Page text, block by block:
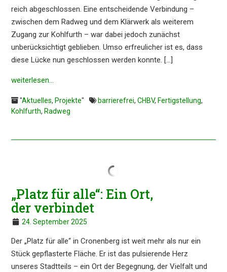
reich abgeschlos­sen. Eine entschei­den­de Verbin­dung –
zwischen dem Radweg und dem Klärwerk als weite­rem
Zugang zur Kohlfurth – war dabei jedoch zunächst
unberück­sich­tigt geblie­ben. Umso erfreu­li­cher ist es, dass
diese Lücke nun geschlos­sen werden konnte. […]
weiter­le­sen…
"Aktuelles, Projekte" barrierefrei, CHBV, Fertigstellung,
Kohlfurth, Radweg
„Platz für alle“: Ein Ort,
der verbindet
24. September 2025
Der „Platz für alle“ in Cronen­berg ist weit mehr als nur ein
Stück gepflas­ter­te Fläche. Er ist das pulsie­ren­de Herz
unseres Stadt­teils – ein Ort der Begeg­nung, der Vielfalt und